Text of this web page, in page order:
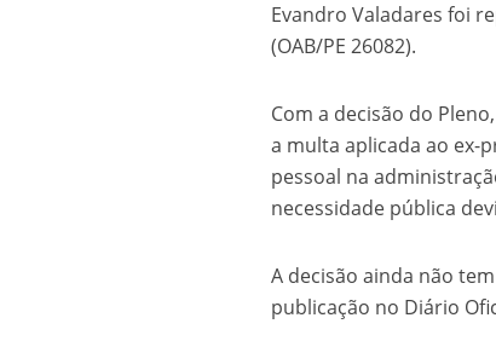
Evandro Valadares foi
(OAB/PE 26082).
Com a decisão do
a multa aplicada ao ex-
pessoal na
necessidade pública
A decisão ainda não
publicação no Diário